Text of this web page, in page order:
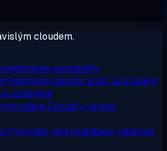
cloudem.
technické poznámky
Podrobné návody krok za krokem
oznámení
Cloudzy versus
Průvodci, dokumentace, nástroje,